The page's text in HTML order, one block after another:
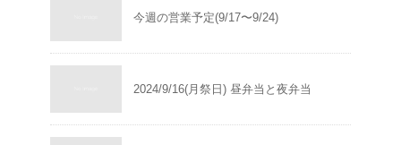
今週の営業予定(9/17〜9/24)
2024/9/16(月祭日) 昼弁当と夜弁当